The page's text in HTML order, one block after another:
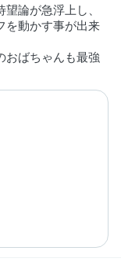
論が急浮上し、
を動かす事が出来
おばちゃんも最強